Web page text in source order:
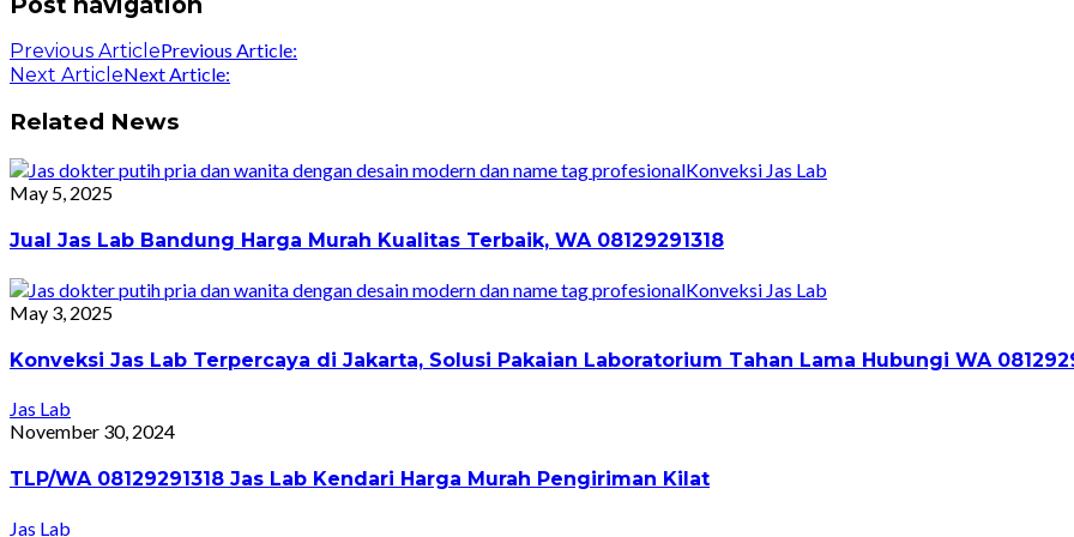
Previous ArticlePrevious Article:
Next ArticleNext Article:
Related News
Konveksi Jas Lab
May 5, 2025
Jual Jas Lab Bandung Harga Murah Kualitas Terbaik, WA 08129291318
Konveksi Jas Lab
May 3, 2025
Konveksi Jas Lab Terpercaya di Jakarta, Solusi Pakaian Laboratorium Tahan Lama Hubungi WA
Jas Lab
November 30, 2024
TLP/WA 08129291318 Jas Lab Kendari Harga Murah Pengiriman Kilat
Jas Lab